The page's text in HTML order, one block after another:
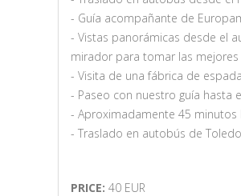
- Guía acompañante de
- Vistas panorámicas desde el
mirador para tomar las
- Visita de una fábrica de
- Paseo con nuestro guía hasta
- Aproximadamente 45 minutos
- Traslado en autobús de
PRICE: 40 EUR